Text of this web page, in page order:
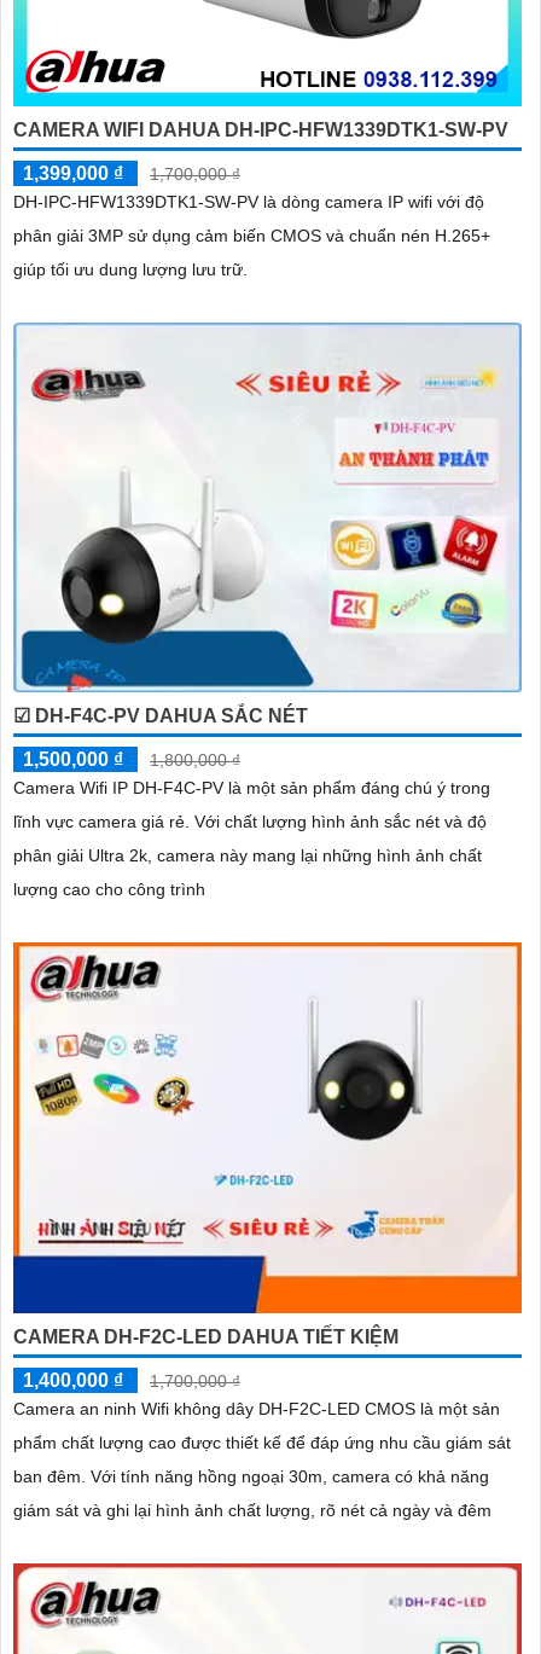
CAMERA WIFI DAHUA DH-IPC-HFW1339DTK1-SW-PV
1,399,000 ₫
1,700,000 ₫
DH-IPC-HFW1339DTK1-SW-PV là dòng camera IP wifi với độ
phân giải 3MP sử dụng cảm biến CMOS và chuẩn nén H.265+
giúp tối ưu dung lượng lưu trữ.
☑ DH-F4C-PV DAHUA SẮC NÉT
1,500,000 ₫
1,800,000 ₫
Camera Wifi IP DH-F4C-PV là một sản phẩm đáng chú ý trong
lĩnh vực camera giá rẻ. Với chất lượng hình ảnh sắc nét và độ
phân giải Ultra 2k, camera này mang lại những hình ảnh chất
lượng cao cho công trình
CAMERA DH-F2C-LED DAHUA TIẾT KIỆM
1,400,000 ₫
1,700,000 ₫
Camera an ninh Wifi không dây DH-F2C-LED CMOS là một sản
phẩm chất lượng cao được thiết kế để đáp ứng nhu cầu giám sát
ban đêm. Với tính năng hồng ngoại 30m, camera có khả năng
giám sát và ghi lại hình ảnh chất lượng, rõ nét cả ngày và đêm